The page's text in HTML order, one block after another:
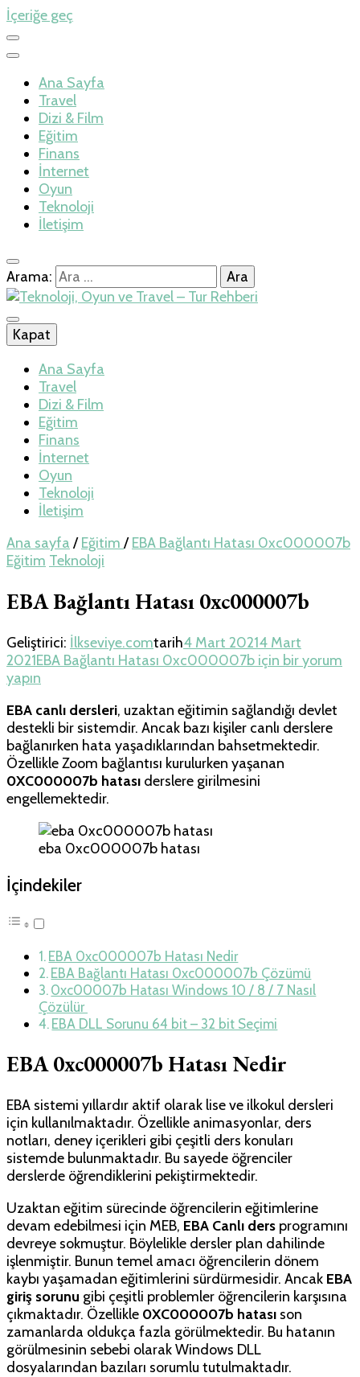
İçeriğe geç
Ana Sayfa
Travel
Dizi & Film
Eğitim
Finans
İnternet
Oyun
Teknoloji
İletişim
Arama:
Teknoloji, Oyun
ve Travel – Tur
Rehberi
İlkseviye
Kapat
Ana Sayfa
Travel
Dizi & Film
Eğitim
Finans
İnternet
Oyun
Teknoloji
İletişim
Ana sayfa / Eğitim / EBA Bağlantı Hatası 0xc000007b
Eğitim Teknoloji
EBA Bağlantı Hatası 0xc000007b
Geliştirici: İlkseviye.comtarih4 Mart 20214 Mart
2021EBA Bağlantı Hatası 0xc000007b için bir yorum
yapın
EBA canlı dersleri, uzaktan eğitimin sağlandığı devlet
destekli bir sistemdir. Ancak bazı kişiler canlı derslere
bağlanırken hata yaşadıklarından bahsetmektedir.
Özellikle Zoom bağlantısı kurulurken yaşanan
0XC000007b hatası derslere girilmesini
engellemektedir.
eba 0xc000007b hatası
İçindekiler
EBA 0xc000007b Hatası Nedir
EBA Bağlantı Hatası 0xc000007b Çözümü
0xc00007b Hatası Windows 10 / 8 / 7 Nasıl
Çözülür
EBA DLL Sorunu 64 bit – 32 bit Seçimi
EBA 0xc000007b Hatası Nedir
EBA sistemi yıllardır aktif olarak lise ve ilkokul dersleri
için kullanılmaktadır. Özellikle animasyonlar, ders
notları, deney içerikleri gibi çeşitli ders konuları
sistemde bulunmaktadır. Bu sayede öğrenciler
derslerde öğrendiklerini pekiştirmektedir.
Uzaktan eğitim sürecinde öğrencilerin eğitimlerine
devam edebilmesi için MEB, EBA Canlı ders programını
devreye sokmuştur. Böylelikle dersler plan dahilinde
işlenmiştir. Bunun temel amacı öğrencilerin dönem
kaybı yaşamadan eğitimlerini sürdürmesidir. Ancak EBA
giriş sorunu gibi çeşitli problemler öğrencilerin karşısına
çıkmaktadır. Özellikle 0XC000007b hatası son
zamanlarda oldukça fazla görülmektedir. Bu hatanın
görülmesinin sebebi olarak Windows DLL
dosyalarından bazıları sorumlu tutulmaktadır.